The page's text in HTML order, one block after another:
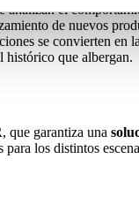
analizan el
de nuevos
se convierten
histórico que albergan.
que garantiza una
los distintos